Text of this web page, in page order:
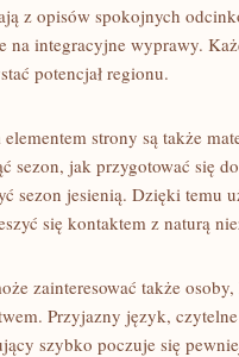
z opisów spokojnych
na integracyjne wyprawy.
potencjał regionu.
elementem strony są także
sezon, jak przygotować się
sezon jesienią. Dzięki temu
się kontaktem z naturą
zainteresować także
Przyjazny język,
szybko poczuje się